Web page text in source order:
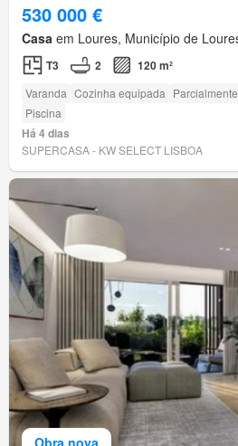
530 000 €
Casa em Loures, Município de
T3 2 120 m²
Varanda Cozinha equipada
Piscina
Há 4 dias
SUPERCASA - KW SELECT LISBOA